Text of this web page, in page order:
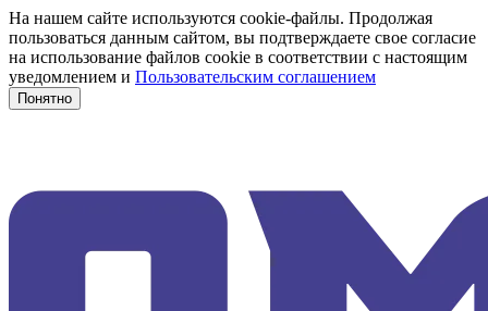
На нашем сайте используются cookie-файлы. Продолжая
пользоваться данным сайтом, вы подтверждаете свое согласие
на использование файлов cookie в соответствии с настоящим
уведомлением и Пользовательским соглашением
Понятно